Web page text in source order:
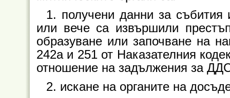
1. получени данни за събития
или вече са извършили
образуване или започване на
242а и 251 от Наказателния
отношение на задължения за
2. искане на органите на